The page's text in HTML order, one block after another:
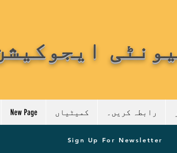
New Page کمیٹیاں رابطہ کریں۔
Sign Up For Newsletter